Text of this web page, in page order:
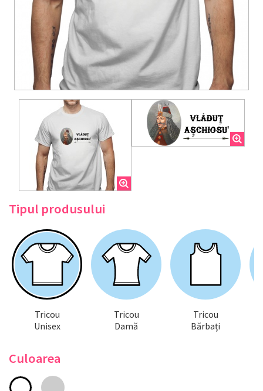
Tipul produsului
Tricou
Unisex
Tricou
Damă
Tricou
Bărbați
Culoarea